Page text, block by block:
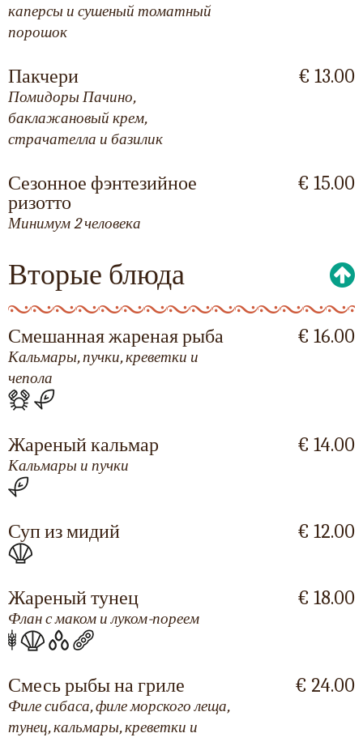
каперсы и сушеный томатный
порошок
Пакчери
Помидоры Пачино,
баклажановый крем,
страчателла и базилик
€ 13.00
Сезонное фэнтезийное
ризотто
Минимум 2 человека
€ 15.00
Вторые блюда
Смешанная жареная рыба
Кальмары, пучки, креветки и
чепола
€ 16.00
Жареный кальмар
Кальмары и пучки
€ 14.00
Суп из мидий € 12.00
Жареный тунец
Флан с маком и луком-пореем
€ 18.00
Смесь рыбы на гриле
Филе сибаса, филе морского леща,
тунец, кальмары, креветки и
€ 24.00